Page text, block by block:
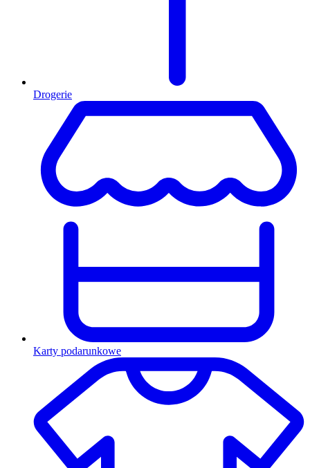
Drogerie
Karty podarunkowe